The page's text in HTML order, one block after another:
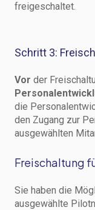
freigeschaltet.
Schritt 3:
Vor der
die
den Zugang zur
ausgewählten
Freischaltung
Sie haben die
ausgewählte